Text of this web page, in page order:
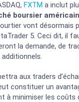
FXTM a inclut
boursier américain
vont désormais
5. Ceci dit, il
la demande, de
aux traders
constituer un
à minimiser les coûts